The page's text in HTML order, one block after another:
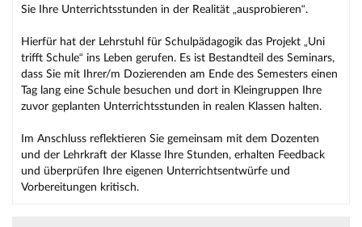
Sie Ihre Unterrichtsstunden in der Realität „ausprobieren“.
Hierfür hat der Lehrstuhl für Schulpädagogik das Projekt „Uni
trifft Schule“ ins Leben gerufen. Es ist Bestandteil des Seminars,
dass Sie mit Ihrer/m Dozierenden am Ende des Semesters einen
Tag lang eine Schule besuchen und dort in Kleingruppen Ihre
zuvor geplanten Unterrichtsstunden in realen Klassen halten.
Im Anschluss reflektieren Sie gemeinsam mit dem Dozenten
und der Lehrkraft der Klasse Ihre Stunden, erhalten Feedback
und überprüfen Ihre eigenen Unterrichtsentwürfe und
Vorbereitungen kritisch.